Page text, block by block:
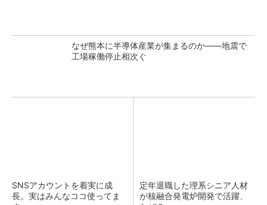
なぜ熊本に半導体産業が集まるのか――地震で
工場稼働停止相次ぐ
SNSアカウントを着実に成
長。実はみんなココ使ってま
定年退職した理系シニア人材
が核融合発電炉開発で活躍、